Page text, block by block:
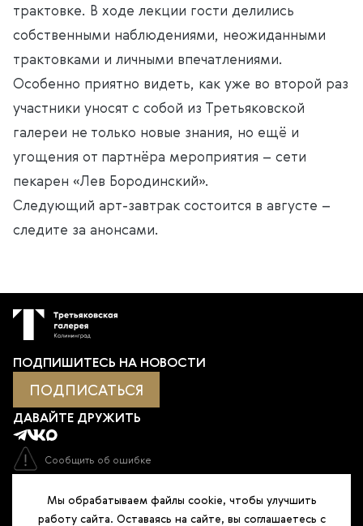
трактовке. В ходе лекции гости делились
собственными наблюдениями, неожиданными
трактовками и личными впечатлениями.
Особенно приятно видеть, как уже во второй раз
участники уносят с собой из Третьяковской
галереи не только новые знания, но ещё и
угощения от партнёра мероприятия – сети
пекарен «Лев Бородинский».
Следующий арт-завтрак состоится в августе –
следите за анонсами.
ПОДПИШИТЕСЬ НА НОВОСТИ
ПОДПИСАТЬСЯ
ДАВАЙТЕ ДРУЖИТЬ
Сообщить об ошибке
Мы обрабатываем файлы cookie, чтобы улучшить
работу сайта. Оставаясь на сайте, вы соглашаетесь с